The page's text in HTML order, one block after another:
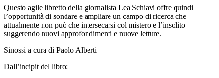
Questo agile libretto della giornalista Lea Schiavi offre quindi
l’opportunità di sondare e ampliare un campo di ricerca che
attualmente non può che intersecarsi col mistero e l’insolito
suggerendo nuovi approfondimenti e nuove letture.
Sinossi a cura di Paolo Alberti
Dall’incipit del libro: